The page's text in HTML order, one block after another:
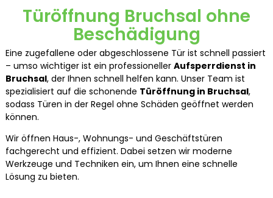
Türöffnung Bruchsal ohne
Beschädigung
Eine zugefallene oder abgeschlossene Tür ist schnell passiert
– umso wichtiger ist ein professioneller Aufsperrdienst in
Bruchsal, der Ihnen schnell helfen kann. Unser Team ist
spezialisiert auf die schonende Türöffnung in Bruchsal,
sodass Türen in der Regel ohne Schäden geöffnet werden
können.
Wir öffnen Haus-, Wohnungs- und Geschäftstüren
fachgerecht und effizient. Dabei setzen wir moderne
Werkzeuge und Techniken ein, um Ihnen eine schnelle
Lösung zu bieten.